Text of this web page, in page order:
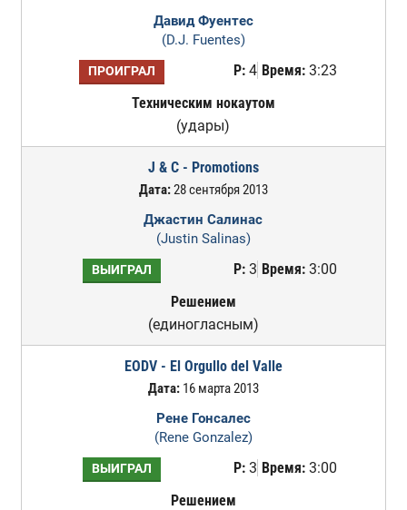
Давид Фуентес
(D.J. Fuentes)
ПРОИГРАЛ Р:4 Время:3:23
Техническим нокаутом
(удары)
J & C - Promotions
Дата:28 сентября 2013
Джастин Салинас
(Justin Salinas)
ВЫИГРАЛ Р:3 Время:3:00
Решением
(единогласным)
EODV - El Orgullo del Valle
Дата:16 марта 2013
Рене Гонсалес
(Rene Gonzalez)
ВЫИГРАЛ Р:3 Время:3:00
Решением